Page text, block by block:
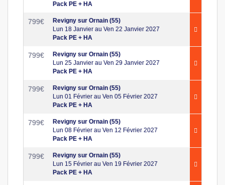
Pack PE + HA
799€
Revigny sur Ornain (55)
Lun 18 Janvier au Ven 22 Janvier 2027
Pack PE + HA
799€
Revigny sur Ornain (55)
Lun 25 Janvier au Ven 29 Janvier 2027
Pack PE + HA
799€
Revigny sur Ornain (55)
Lun 01 Février au Ven 05 Février 2027
Pack PE + HA
799€
Revigny sur Ornain (55)
Lun 08 Février au Ven 12 Février 2027
Pack PE + HA
799€
Revigny sur Ornain (55)
Lun 15 Février au Ven 19 Février 2027
Pack PE + HA